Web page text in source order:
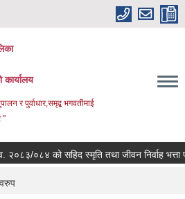
कार्यालय
र पुर्वाधार,समृद्ब भगवतीमाई
"
०८४ को सहिद स्मृति तथा जीवन निर्वाह भत्ता